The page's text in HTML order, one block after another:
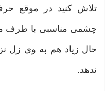
تلاش کنید در موقع
چشمی مناسبی با طرف
حال زیاد هم به وی زل
ندهد.